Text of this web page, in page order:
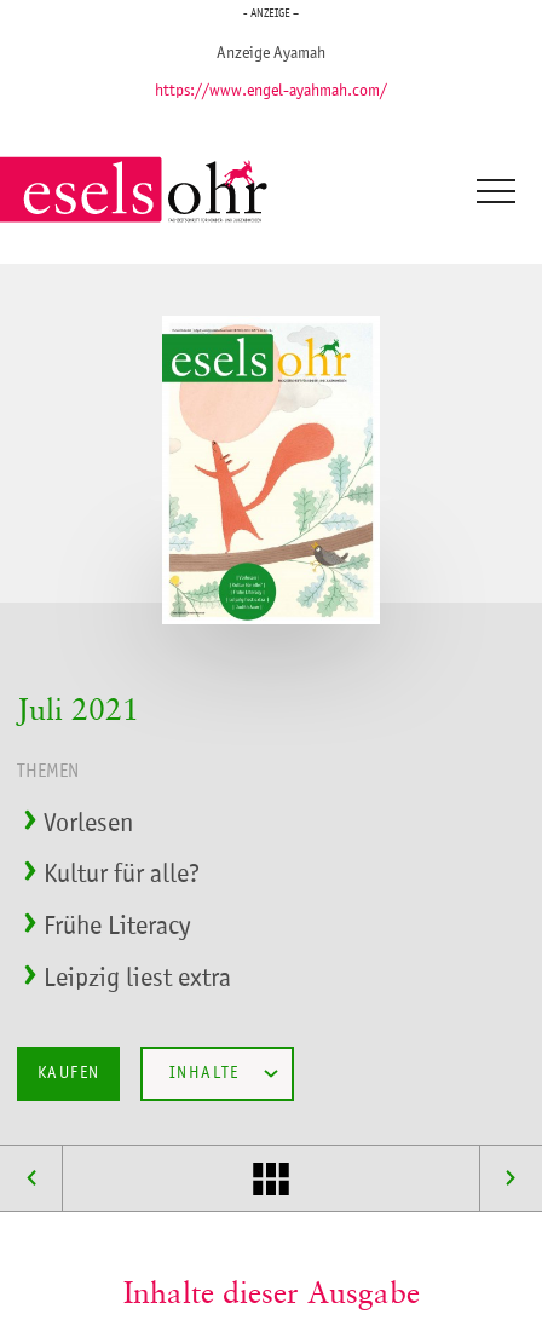
- ANZEIGE –
Anzeige Ayamah
https://www.engel-ayahmah.com/
Juli 2021
THEMEN
Vorlesen
Kultur für alle?
Frühe Literacy
Leipzig liest extra
KAUFEN INHALTE
Inhalte dieser Ausgabe